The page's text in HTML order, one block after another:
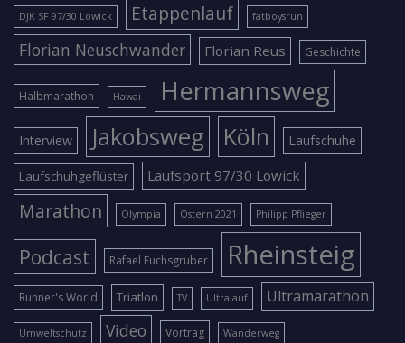
DJK SF 97/30 Lowick Etappenlauf fatboysrun
Florian Neuschwander Florian Reus Geschichte
Halbmarathon Hawai Hermannsweg
Interview Jakobsweg Köln Laufschuhe
Laufschuhgeflüster Laufsport 97/30 Lowick
Marathon Olympia Ostern 2021 Philipp Pflieger
Podcast Rafael Fuchsgruber Rheinsteig
Runner's World Triatlon TV Ultralauf Ultramarathon
Umweltschutz Video Vortrag Wanderweg